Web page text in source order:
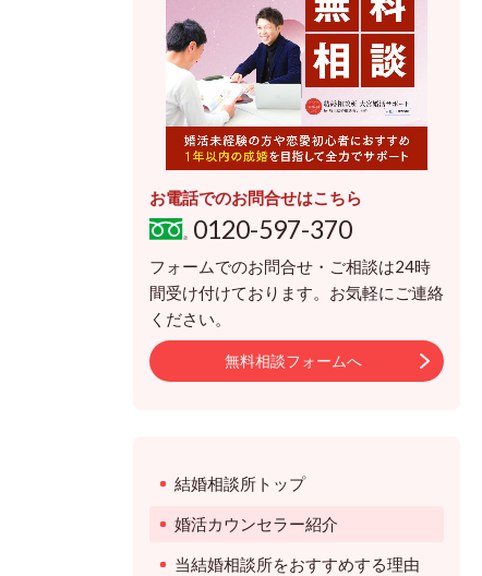
お電話でのお問合せはこちら
0120-597-370
フォームでのお問合せ・ご相談は24時
間受け付けております。お気軽にご連絡
ください。
無料相談フォームへ
結婚相談所トップ
婚活カウンセラー紹介
当結婚相談所をおすすめする理由